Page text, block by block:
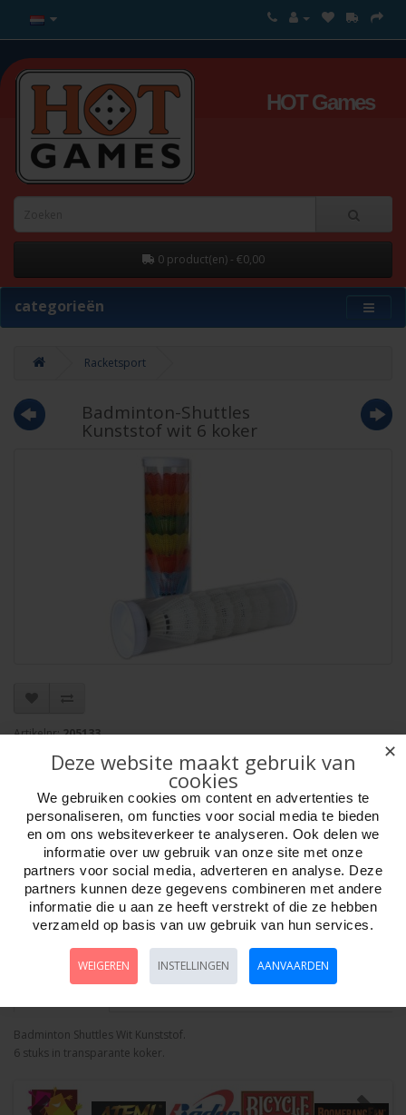
HOT Games
0 product(en) - €0,00
categorieën
Racketsport
Badminton-Shuttles
Kunststof wit 6 koker
Artikelnr:205133
Verpakkingseenheid: 100
Merk:HOT Sports + Toys
Aantal
Bestellen
Badminton Shuttles Wit Kunststof.
6 stuks in transparante koker.
✕
Deze website maakt gebruik van
cookies
We gebruiken cookies om content en advertenties te
personaliseren, om functies voor social media te bieden
en om ons websiteverkeer te analyseren. Ook delen we
informatie over uw gebruik van onze site met onze
partners voor social media, adverteren en analyse. Deze
partners kunnen deze gegevens combineren met andere
informatie die u aan ze heeft verstrekt of die ze hebben
verzameld op basis van uw gebruik van hun services.
WEIGEREN INSTELLINGEN AANVAARDEN